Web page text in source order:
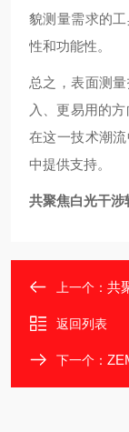
貌测量需求的
性和功能性。
总之，表面测
入、更易用的
在这一技术潮
中提供支持。
共聚焦白光干
上一个： 共
返回列表
下一个：